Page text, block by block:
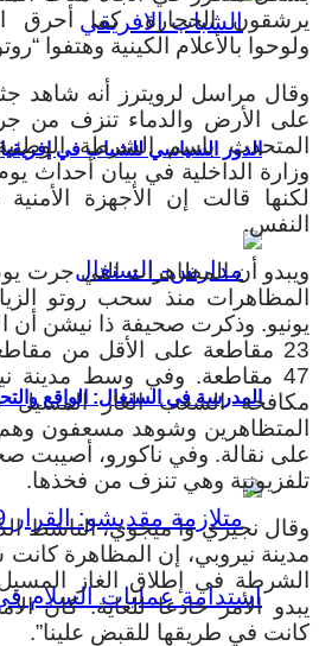
الدور السياسي للشباب في إفريقيا
المدرسة في السنغال: الواقع
يرشقون الحجارة. كما أحرق
ولوحوا بالأعلام الكينية وهتفوا
وقال مراسل لرويترز أنه شاهد
على الأرض والدماء تنزف من
المتحدث باسم الشرطة
وزارة الداخلية في بيان أحداث
لكنها قالت إن الأجهزة
النفس.
ويبدو أن المظاهرات التي جرت يوم
يونيو. وذكرت صحيفة ذا نيشن أن
23 مقاطعة على الأقل من
47 مقاطعة. وفي وسط مدينة
مكافحة الشغب الغاز
المتظاهرين وشوهد مسعفون
على نقالة. وفي ناكورو، أصيبت
تلفزيونية وهي تنزف من فخذها.
وقال نجيري وا ميجوي، الناشط
مدينة نيروبي، إن المظاهرة
الشرطة في إطلاق الغاز
يبدو الأمر خادعا للغاية. كان
كانت في طريقها للقبض علينا”.